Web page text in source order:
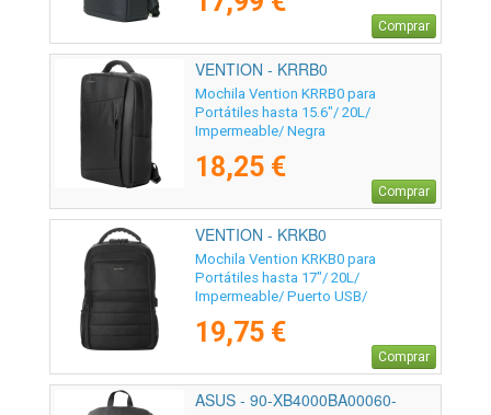
Comprar
VENTION - KRRB0
Mochila Vention KRRB0 para
Portátiles hasta 15.6"/ 20L/
Impermeable/ Negra
18,25 €
Comprar
VENTION - KRKB0
Mochila Vention KRKB0 para
Portátiles hasta 17"/ 20L/
Impermeable/ Puerto USB/
19,75 €
Comprar
ASUS - 90-XB4000BA00060-